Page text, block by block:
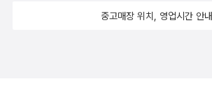
중고매장 위치, 영업시간 안내